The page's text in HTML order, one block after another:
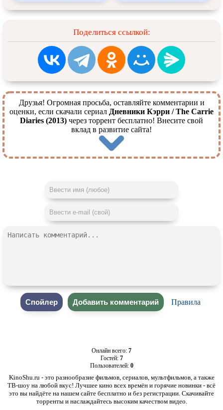
Поделиться ссылкой:
Друзья! Огромная просьба, оставляйте комментарии и
оценки, если скачали сериал Дневники Кэрри / The Carrie
Diaries (2013) через торрент бесплатно! Внесите свой
вклад в развитие сайта!
Правила
Онлайн всего: 7
Гостей: 7
Пользователей: 0
KinoShu.ru - это разнообразие фильмов, сериалов, мультфильмов, а также
ТВ-шоу на любой вкус! Лучшее кино всех времён и горячие новинки - всё
это вы найдёте на нашем сайте бесплатно и без регистрации. Скачивайте
торренты и наслаждайтесь высоким качеством видео.